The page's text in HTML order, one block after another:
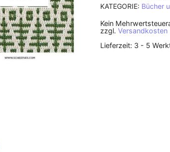
KATEGORIE: Bücher
Kein
zzgl. Versandkosten
Lieferzeit: 3 - 5